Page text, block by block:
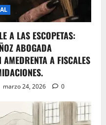
A LAS ESCOPETAS:
ABOGADA
A FISCALES
marzo 24, 2026 0